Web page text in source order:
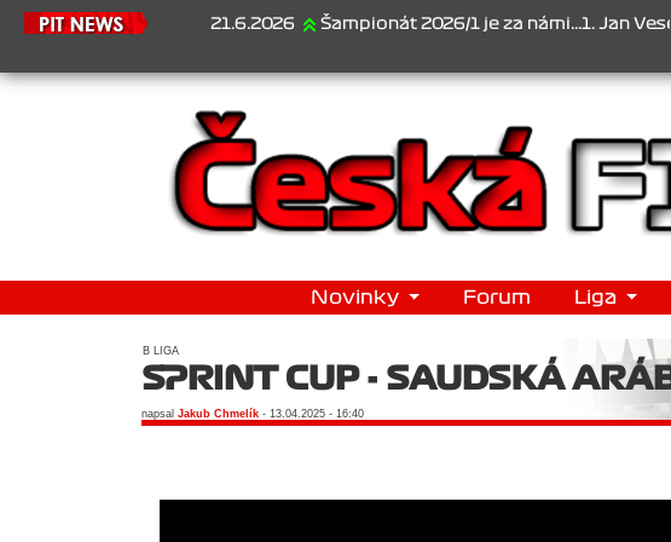
21.6.2026 Šampionát 2026/1 je za námi...1. Jan Veselý
Novinky Forum Liga
B LIGA
SPRINT CUP - SAUDSKÁ
napsal Jakub Chmelík - 13.04.2025 - 16:40